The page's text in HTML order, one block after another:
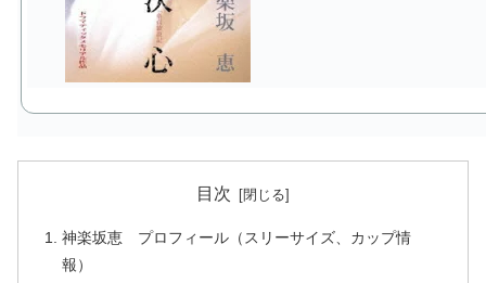
目次
神楽坂恵 プロフィール（スリーサイズ、カップ情
報）